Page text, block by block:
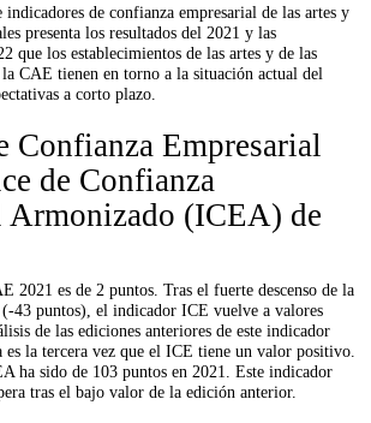
indicadores de confianza empresarial de las artes y
presenta los resultados del 2021 y las
que los establecimientos de las artes y de las
CAE tienen en torno a la situación actual del
a corto plazo.
Confianza Empresarial
de Confianza
Armonizado (ICEA) de
2021 es de 2 puntos. Tras el fuerte descenso de la
43 puntos), el indicador ICE vuelve a valores
de las ediciones anteriores de este indicador
es la tercera vez que el ICE tiene un valor positivo.
ha sido de 103 puntos en 2021. Este indicador
tras el bajo valor de la edición anterior.